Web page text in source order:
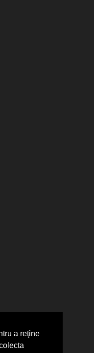
a reţine